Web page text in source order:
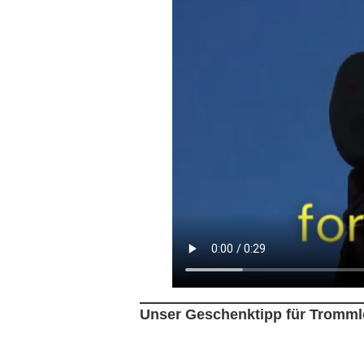
Unser Geschenktipp für